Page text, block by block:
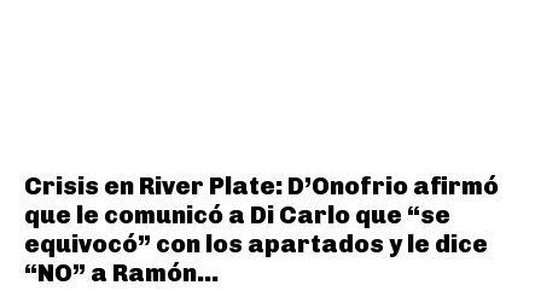
Crisis en River Plate: D’Onofrio afirmó
que le comunicó a Di Carlo que “se
equivocó” con los apartados y le dice
“NO” a Ramón...